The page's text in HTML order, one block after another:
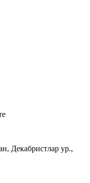
Декабристлар ур.,